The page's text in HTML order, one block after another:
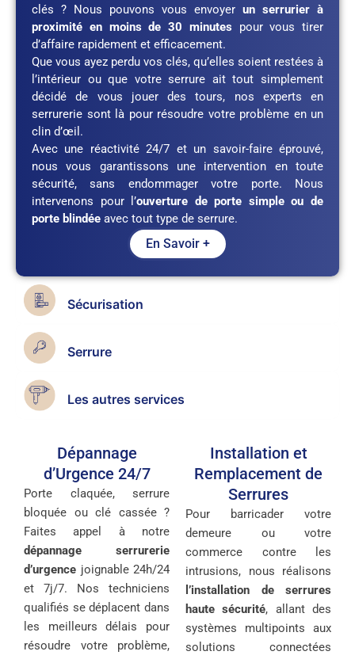
clés ? Nous pouvons vous envoyer un serrurier à
proximité en moins de 30 minutes pour vous tirer
d’affaire rapidement et efficacement.
Que vous ayez perdu vos clés, qu’elles soient restées à
l’intérieur ou que votre serrure ait tout simplement
décidé de vous jouer des tours, nos experts en
serrurerie sont là pour résoudre votre problème en un
clin d’œil.
Avec une réactivité 24/7 et un savoir-faire éprouvé,
nous vous garantissons une intervention en toute
sécurité, sans endommager votre porte. Nous
intervenons pour l’ouverture de porte simple ou de
porte blindée avec tout type de serrure.
En Savoir +
Sécurisation
Serrure
Les autres services
Dépannage
d’Urgence 24/7
Porte claquée, serrure
bloquée ou clé cassée ?
Faites appel à notre
dépannage serrurerie
d’urgence joignable 24h/24
et 7j/7. Nos techniciens
qualifiés se déplacent dans
les meilleurs délais pour
résoudre votre problème,
Installation et
Remplacement de
Serrures
Pour barricader votre
demeure ou votre
commerce contre les
intrusions, nous réalisons
l’installation de serrures
haute sécurité, allant des
systèmes multipoints aux
solutions connectées